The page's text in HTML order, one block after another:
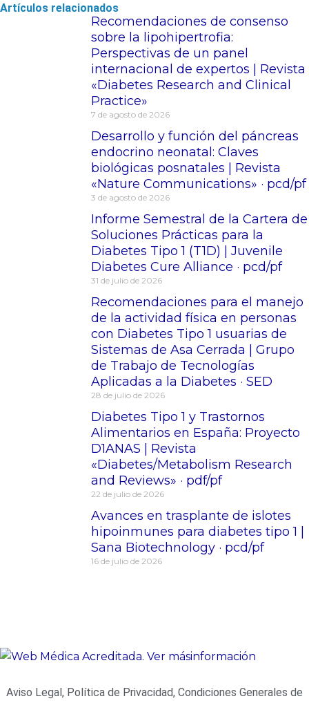
Artículos relacionados
Recomendaciones de consenso
sobre la lipohipertrofia:
Perspectivas de un panel
internacional de expertos | Revista
«Diabetes Research and Clinical
Practice»
7 de agosto de 2026
Desarrollo y función del páncreas
endocrino neonatal: Claves
biológicas posnatales | Revista
«Nature Communications» · pcd/pf
3 de agosto de 2026
Informe Semestral de la Cartera de
Soluciones Prácticas para la
Diabetes Tipo 1 (T1D) | Juvenile
Diabetes Cure Alliance · pcd/pf
31 de julio de 2026
Recomendaciones para el manejo
de la actividad física en personas
con Diabetes Tipo 1 usuarias de
Sistemas de Asa Cerrada | Grupo
de Trabajo de Tecnologías
Aplicadas a la Diabetes · SED
28 de julio de 2026
Diabetes Tipo 1 y Trastornos
Alimentarios en España: Proyecto
D1ANAS | Revista
«Diabetes/Metabolism Research
and Reviews» · pdf/pf
22 de julio de 2026
Avances en trasplante de islotes
hipoinmunes para diabetes tipo 1 |
Sana Biotechnology · pcd/pf
16 de julio de 2026
Aviso Legal, Política de Privacidad, Condiciones Generales de